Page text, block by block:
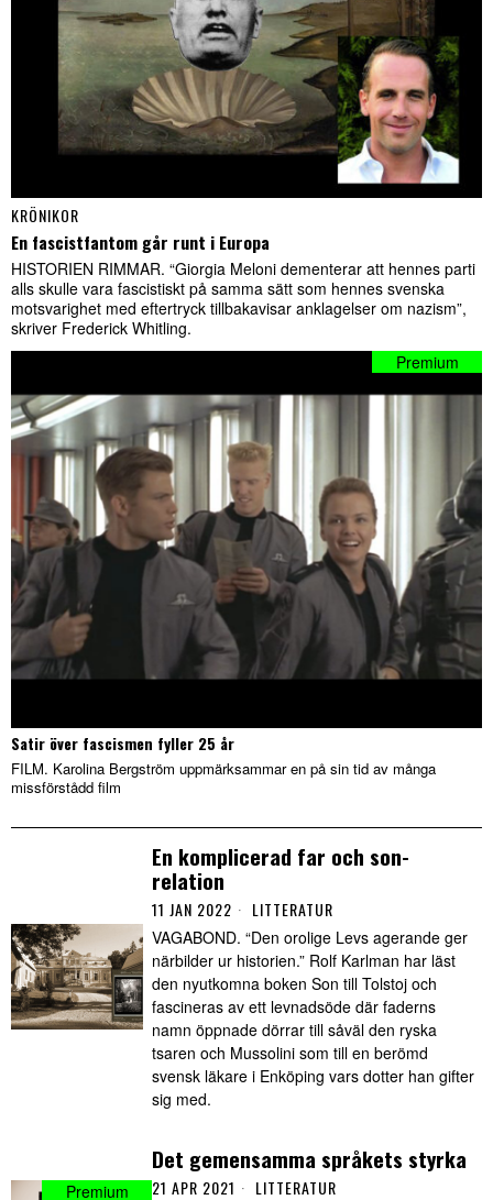
KRÖNIKOR
En fascistfantom går runt i Europa
HISTORIEN RIMMAR. “Giorgia Meloni dementerar att hennes parti
alls skulle vara fascistiskt på samma sätt som hennes svenska
motsvarighet med eftertryck tillbakavisar anklagelser om nazism”,
skriver Frederick Whitling.
Satir över fascismen fyller 25 år
FILM. Karolina Bergström uppmärksammar en på sin tid av många
missförstådd film
En komplicerad far och son-
relation
11 JAN 2022 LITTERATUR
VAGABOND. “Den orolige Levs agerande ger
närbilder ur historien.” Rolf Karlman har läst
den nyutkomna boken Son till Tolstoj och
fascineras av ett levnadsöde där faderns
namn öppnade dörrar till såväl den ryska
tsaren och Mussolini som till en berömd
svensk läkare i Enköping vars dotter han gifter
sig med.
Det gemensamma språkets styrka
21 APR 2021 LITTERATUR